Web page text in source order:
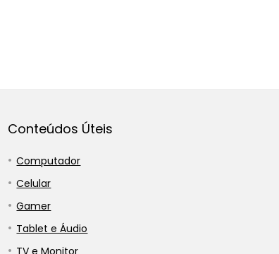
Conteúdos Úteis
Computador
Celular
Gamer
Tablet e Áudio